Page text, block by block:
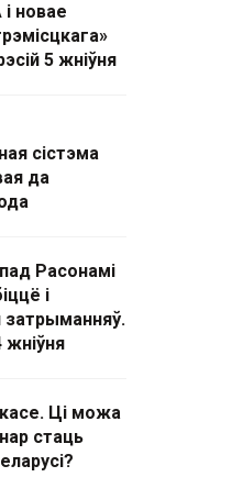
новае
5 жніўня
сістэма
да
Расонамі
і
затрыманняў.
жніўня
Ці можа
стаць